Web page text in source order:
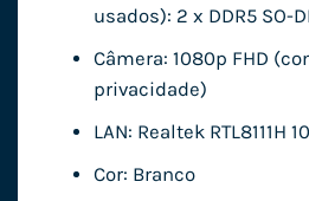
usados): 2 x DDR5 SO-
Câmera: 1080p FHD
privacidade)
LAN: Realtek RTL8111H
Cor: Branco